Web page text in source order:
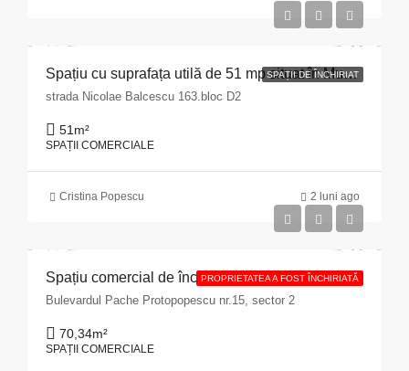
SPAȚII DE ÎNCHIRIAT
Spațiu cu suprafața utilă de 51 mp situat în Municipiul Pitești, str. Nicolae Bălcescu nr. 163, bloc D2, județul Argeș
strada Nicolae Balcescu 163.bloc D2
51 m²
SPAȚII COMERCIALE
Cristina Popescu 2 luni ago
PROPRIETATEA A FOST ÎNCHIRIATĂ
Spațiu comercial de închiriat cu suprafața de 70,34 mp situat în Municipiul București, Bulevardul Pache Protopopescu, nr. 15, sector 2
Bulevardul Pache Protopopescu nr.15, sector 2
70,34m²
SPAȚII COMERCIALE